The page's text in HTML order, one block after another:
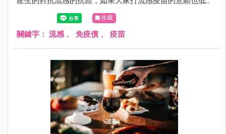
落，在多數人都沒有對抗流感抗體的情況下，就可能要面對
免疫債的發生。
收藏
關鍵字： 流感 、 免疫債 、 疫苗